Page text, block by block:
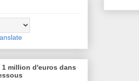
1 million d'euros dans